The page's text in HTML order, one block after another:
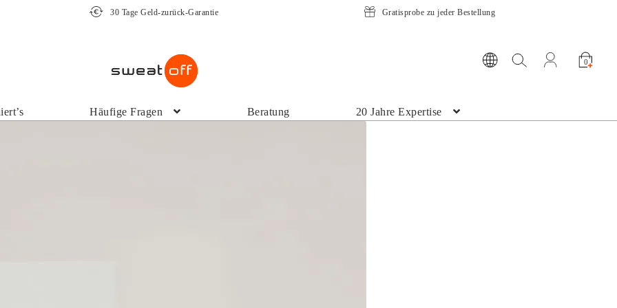
30 Tage Geld-zurück-Garantie Gratisprobe zu jeder Bestellung
Suche öffnenMein Konto
Häufige Fragen Beratung 20 Jahre Expertise
0